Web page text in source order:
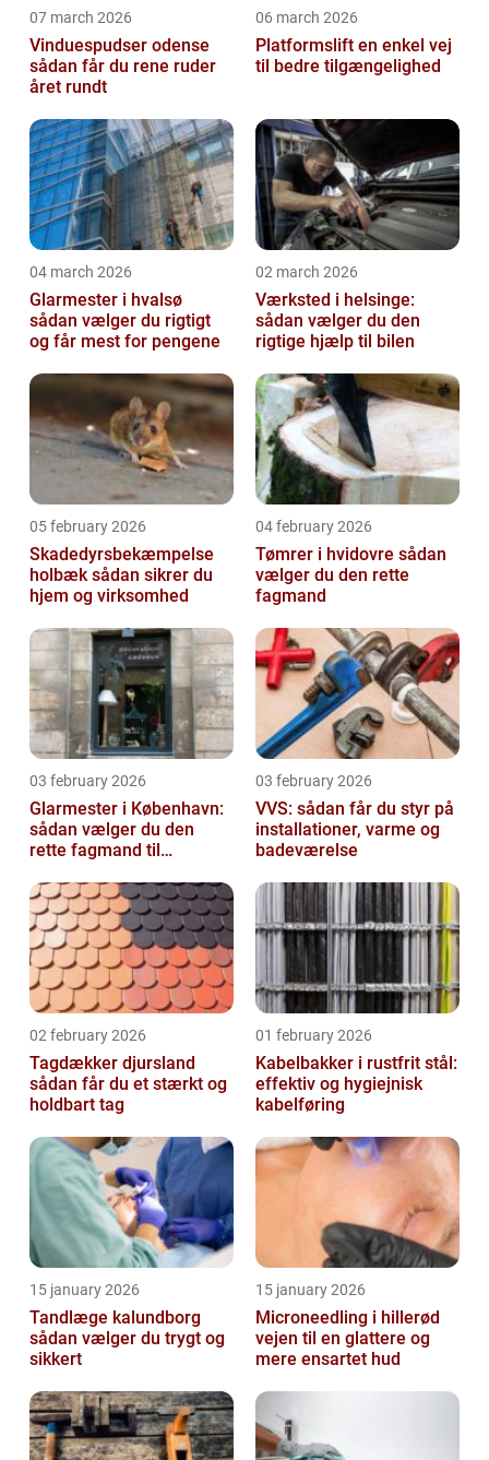
07 march 2026
Vinduespudser odense
sådan får du rene ruder
året rundt
06 march 2026
Platformslift en enkel vej
til bedre tilgængelighed
04 march 2026
Glarmester i hvalsø
sådan vælger du rigtigt
og får mest for pengene
02 march 2026
Værksted i helsinge:
sådan vælger du den
rigtige hjælp til bilen
05 february 2026
Skadedyrsbekæmpelse
holbæk sådan sikrer du
hjem og virksomhed
04 february 2026
Tømrer i hvidovre sådan
vælger du den rette
fagmand
03 february 2026
Glarmester i København:
sådan vælger du den
rette fagmand til
03 february 2026
VVS: sådan får du styr på
installationer, varme og
badeværelse
02 february 2026
Tagdækker djursland
sådan får du et stærkt og
holdbart tag
01 february 2026
Kabelbakker i rustfrit stål:
effektiv og hygiejnisk
kabelføring
15 january 2026
Tandlæge kalundborg
sådan vælger du trygt og
sikkert
15 january 2026
Microneedling i hillerød
vejen til en glattere og
mere ensartet hud